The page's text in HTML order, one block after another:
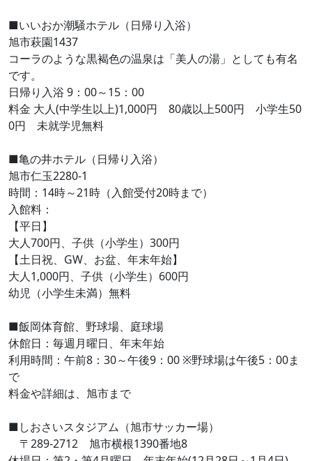
■いいおか潮騒ホテル（日帰り入浴）
旭市萩園1437
コーラのような黒褐色の温泉は「美人の湯」としても有名
です。
日帰り入浴 9：00～15：00
料金 大人(中学生以上)1,000円 80歳以上500円 小学生50
0円 未就学児無料
■亀の井ホテル（日帰り入浴）
旭市仁玉2280-1
時間：14時～21時（入館受付20時まで）
入館料：
【平日】
大人700円、子供（小学生）300円
【土日祝、GW、お盆、年末年始】
大人1,000円、子供（小学生）600円
幼児（小学生未満）無料
■飯岡体育館、野球場、庭球場
休館日：毎週月曜日、年末年始
利用時間：午前8：30～午後9：00 ※野球場は午後5：00ま
で
料金や詳細は、旭市まで
■しおさいスタジアム（旭市サッカー場）
〒289-2712 旭市横根1390番地8